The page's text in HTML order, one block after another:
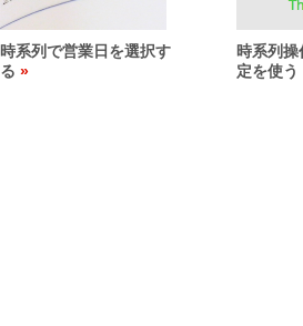
時系列で営業日を選択す
る
時系列
定を使う